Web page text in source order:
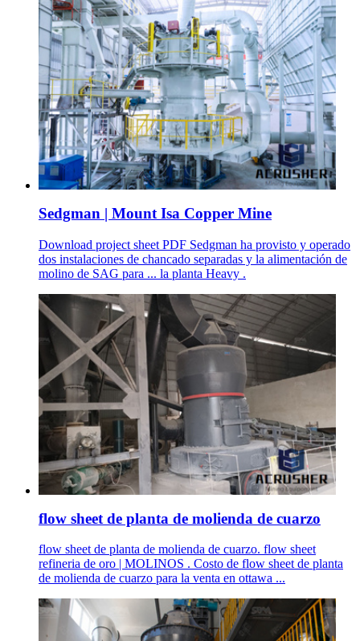
Sedgman | Mount Isa Copper Mine
Download project sheet PDF Sedgman ha provisto y operado
dos instalaciones de chancado separadas y la alimentación de
molino de SAG para ... la planta Heavy .
flow sheet de planta de molienda de cuarzo
flow sheet de planta de molienda de cuarzo. flow sheet
refineria de oro | MOLINOS . Costo de flow sheet de planta
de molienda de cuarzo para la venta en ottawa ...